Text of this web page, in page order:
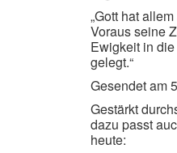
„Gott hat
Voraus seine
Ewigkeit in
gelegt.“
Gesendet am
Gestärkt
dazu passt
heute: